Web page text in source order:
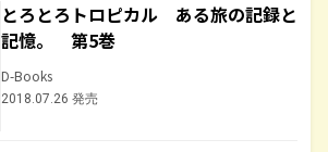
とろとろトロピカル ある旅の記録と
記憶。 第5巻
D-Books
2018.07.26 発売